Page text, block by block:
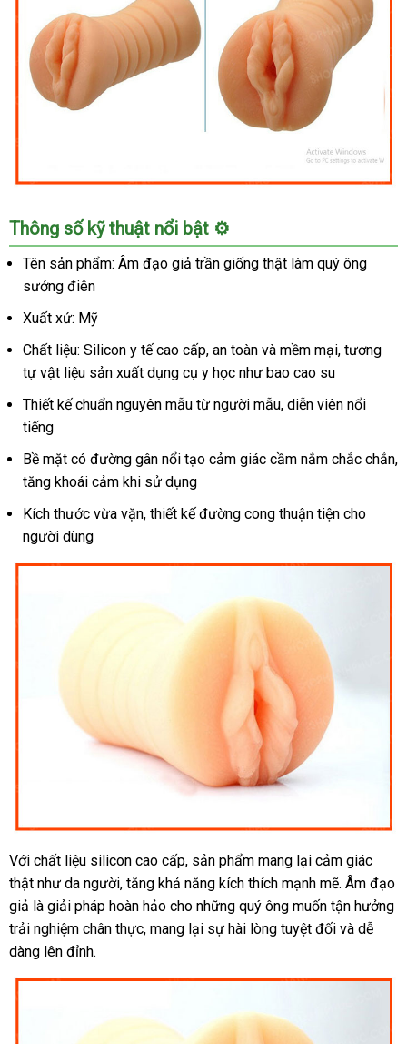
Âm
đạo
giả
siêu
thực
SHP525
thích
cực
mạnh
cho
phái
mạnh
Thông số kỹ thuật nổi bật ⚙️
Tên sản phẩm: Âm đạo giả trần giống thật làm quý ông
sướng điên
Xuất xứ: Mỹ
Chất liệu: Silicon y tế cao cấp, an toàn và mềm mại, tương
tự vật liệu sản xuất dụng cụ y học như bao cao su
Thiết kế chuẩn nguyên mẫu từ người mẫu, diễn viên nổi
tiếng
Bề mặt có đường gân nổi tạo cảm giác cầm nắm chắc chắn,
tăng khoái cảm khi sử dụng
Kích thước vừa vặn, thiết kế đường cong thuận tiện cho
người dùng
Âm
đạo
giả
siêu
thực
SHP525
kích
Với chất liệu silicon cao cấp, sản phẩm mang lại cảm giác
thật như da người, tăng khả năng kích thích mạnh mẽ. Âm đạo
giả là giải pháp hoàn hảo cho những quý ông muốn tận hưởng
trải nghiệm chân thực, mang lại sự hài lòng tuyệt đối và dễ
dàng lên đỉnh.